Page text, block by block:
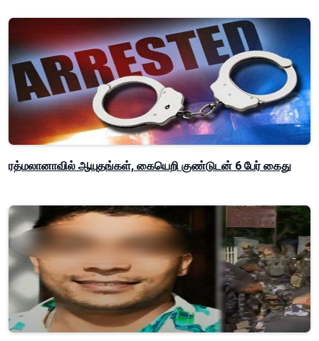
ரத்மலானாவில் ஆயுதங்கள், கையெறி குண்டுடன் 6 பேர் கைது